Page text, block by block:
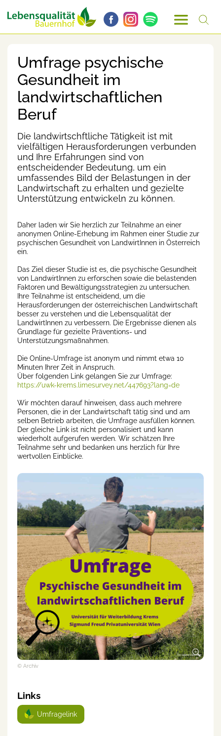
Umfrage psychische
Gesundheit im
landwirtschaftlichen
Beruf
Die landwirtschftliche Tätigkeit ist mit
vielfältigen Herausforderungen verbunden
und Ihre Erfahrungen sind von
entscheidender Bedeutung, um ein
umfassendes Bild der Belastungen in der
Landwirtschaft zu erhalten und gezielte
Unterstützung entwickeln zu können.
Daher laden wir Sie herzlich zur Teilnahme an einer
anonymen Online-Erhebung im Rahmen einer Studie zur
psychischen Gesundheit von LandwirtInnen in Österreich
ein.
Das Ziel dieser Studie ist es, die psychische Gesundheit
von LandwirtInnen zu erforschen sowie die belastenden
Faktoren und Bewältigungsstrategien zu untersuchen.
Ihre Teilnahme ist entscheidend, um die
Herausforderungen der österreichischen Landwirtschaft
besser zu verstehen und die Lebensqualität der
LandwirtInnen zu verbessern. Die Ergebnisse dienen als
Grundlage für gezielte Präventions- und
Unterstützungsmaßnahmen.
Die Online-Umfrage ist anonym und nimmt etwa 10
Minuten Ihrer Zeit in Anspruch.
Über folgenden Link gelangen Sie zur Umfrage:
https://uwk-krems.limesurvey.net/447693?lang=de
Wir möchten darauf hinweisen, dass auch mehrere
Personen, die in der Landwirtschaft tätig sind und am
selben Betrieb arbeiten, die Umfrage ausfüllen können.
Der gleiche Link ist nicht personalisiert und kann
wiederholt aufgerufen werden. Wir schätzen Ihre
Teilnahme sehr und bedanken uns herzlich für Ihre
wertvollen Einblicke.
© Archiv
Links
Umfragelink